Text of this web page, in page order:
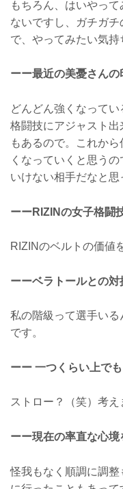
もちろん、はいやっ
ないですし、ガチガ
で、やってみたい気持
ーー最近の美憂さんの
どんどん強くなって
格闘技にアジャスト
もあるので。これか
くなっていくと思う
いけない相手だなと思
ーーRIZINの女子格闘
RIZINのベルトの価値
ーーベラトールとの
私の階級って選手い
です。
ーー 一つくらい上でも
ストロー？（笑）考え
ーー現在の率直な心境
怪我もなく順調に調